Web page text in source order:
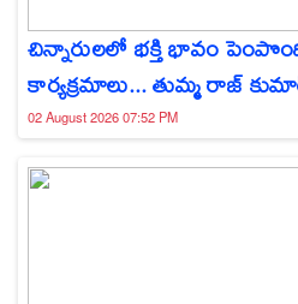
చిన్నారులలో భక్తి భావం
కార్యక్రమాలు... తుమ్మ రాజ్
02 August 2026 07:52 PM